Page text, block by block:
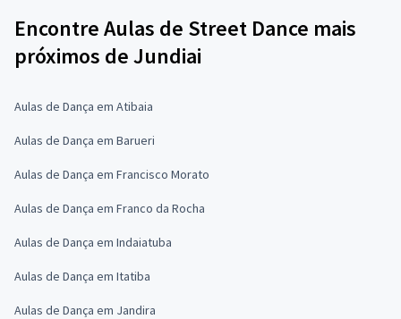
Encontre Aulas de Street Dance mais
próximos de Jundiai
Aulas de Dança em Atibaia
Aulas de Dança em Barueri
Aulas de Dança em Francisco Morato
Aulas de Dança em Franco da Rocha
Aulas de Dança em Indaiatuba
Aulas de Dança em Itatiba
Aulas de Dança em Jandira